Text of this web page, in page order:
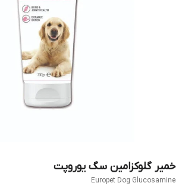
خمیر گلوکزامین سگ یوروپت
Europet Dog Glucosamine